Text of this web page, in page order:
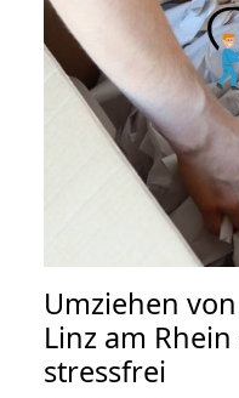
Umziehen von
Linz am Rhein
stressfrei